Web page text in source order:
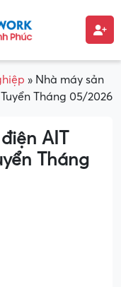
» Nhà máy sản
Tháng 05/2026
AIT
Tháng